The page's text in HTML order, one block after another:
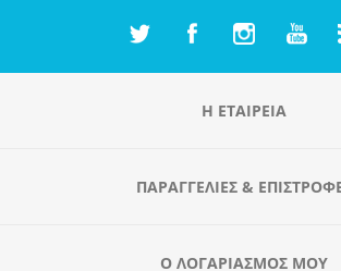
Η ΕΤΑΙΡΕΙΑ
ΠΑΡΑΓΓΕΛΊΕΣ &
Ο ΛΟΓΑΡΙΑΣΜΌΣ ΜΟΥ